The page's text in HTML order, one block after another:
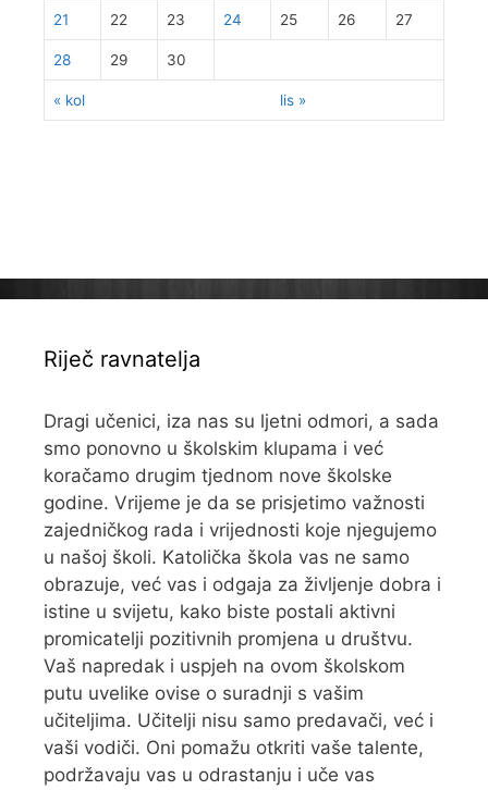
« kol lis »
21 22 23 24 25 26 27
28 29 30
Riječ ravnatelja
Dragi učenici, iza nas su ljetni odmori, a sada
smo ponovno u školskim klupama i već
koračamo drugim tjednom nove školske
godine. Vrijeme je da se prisjetimo važnosti
zajedničkog rada i vrijednosti koje njegujemo
u našoj školi. Katolička škola vas ne samo
obrazuje, već vas i odgaja za življenje dobra i
istine u svijetu, kako biste postali aktivni
promicatelji pozitivnih promjena u društvu.
Vaš napredak i uspjeh na ovom školskom
putu uvelike ovise o suradnji s vašim
učiteljima. Učitelji nisu samo predavači, već i
vaši vodiči. Oni pomažu otkriti vaše talente,
podržavaju vas u odrastanju i uče vas